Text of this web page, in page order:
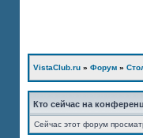
VistaClub.ru » Форум »
Кто сейчас на
Сейчас этот форум